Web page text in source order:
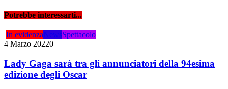
Potrebbe interessarti...
In evidenzaNewsSpettacolo
4 Marzo 20220
Lady Gaga sarà tra gli annunciatori della 94esima
edizione degli Oscar